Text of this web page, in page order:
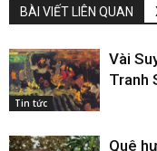
BÀI VIẾT LIÊN QUAN
Tin tức
Vài
Tranh
Quê